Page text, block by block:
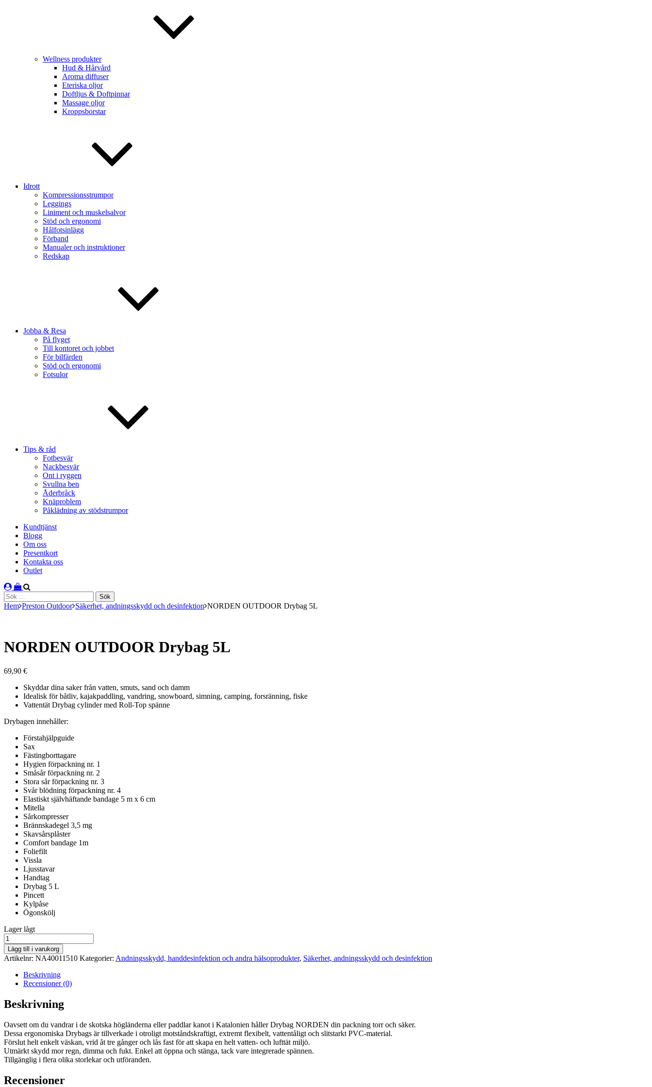
Wellness produkter
Hud & Hårvård
Aroma diffuser
Eteriska oljor
Doftljus & Doftpinnar
Massage oljor
Kroppsborstar
Idrott
Kompressionsstrumpor
Leggings
Liniment och muskelsalvor
Stöd och ergonomi
Hålfotsinlägg
Förband
Manualer och instruktioner
Redskap
Jobba & Resa
På flyget
Till kontoret och jobbet
För bilfärden
Stöd och ergonomi
Fotsulor
Tips & råd
Fotbesvär
Nackbesvär
Ont i ryggen
Svullna ben
Åderbråck
Knäproblem
Påklädning av stödstrumpor
Kundtjänst
Blogg
Om oss
Presentkort
Kontakta oss
Outlet
Sök
efter:
Hem Preston Outdoor Säkerhet, andningsskydd och desinfektion NORDEN OUTDOOR Drybag 5L
NORDEN OUTDOOR Drybag 5L
69,90 €
Skyddar dina saker från vatten, smuts, sand och damm
Idealisk för båtliv, kajakpaddling, vandring, snowboard, simning, camping, forsränning, fiske
Vattentät Drybag cylinder med Roll-Top spänne
Drybagen innehåller:
Förstahjälpguide
Sax
Fästingborttagare
Hygien förpackning nr. 1
Småsår förpackning nr. 2
Stora sår förpackning nr. 3
Svår blödning förpackning nr. 4
Elastiskt självhäftande bandage 5 m x 6 cm
Mitella
Sårkompresser
Brännskadegel 3,5 mg
Skavsårsplåster
Comfort bandage 1m
Foliefilt
Vissla
Ljusstavar
Handtag
Drybag 5 L
Pincett
Kylpåse
Ögonskölj
lager
saldo
Lager lågt
NORDEN
OUTDOOR
Drybag
5L
mängd
Lägg till i varukorg
Artikelnr: NA40011510 Kategorier: Andningsskydd, handdesinfektion och andra hälsoprodukter, Säkerhet, andningsskydd och desinfektion
Beskrivning
Recensioner (0)
Beskrivning
Oavsett om du vandrar i de skotska högländerna eller paddlar kanot i Katalonien håller Drybag NORDEN din packning torr och säker.
Dessa ergonomiska Drybags är tillverkade i otroligt motståndskraftigt, extremt flexibelt, vattentåligt och slitstarkt PVC-material.
Förslut helt enkelt väskan, vrid åt tre gånger och lås fast för att skapa en helt vatten- och lufttät miljö.
Utmärkt skydd mor regn, dimma och fukt. Enkel att öppna och stänga, tack vare integrerade spännen.
Tillgänglig i flera olika storlekar och utföranden.
Recensioner